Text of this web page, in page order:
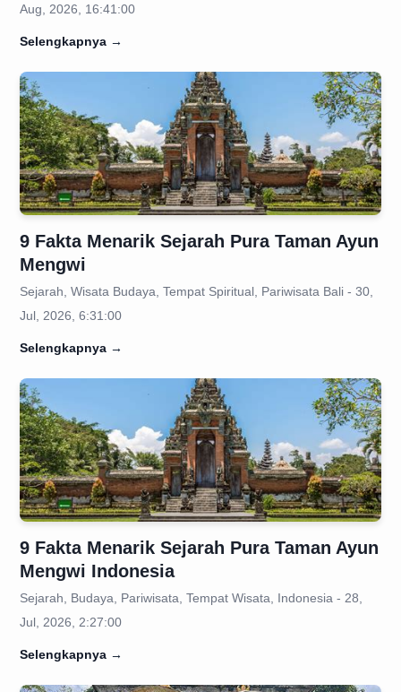
Aug, 2026, 16:41:00
Selengkapnya →
9 Fakta Menarik Sejarah Pura Taman Ayun
Mengwi
Sejarah, Wisata Budaya, Tempat Spiritual, Pariwisata Bali - 30,
Jul, 2026, 6:31:00
Selengkapnya →
9 Fakta Menarik Sejarah Pura Taman Ayun
Mengwi Indonesia
Sejarah, Budaya, Pariwisata, Tempat Wisata, Indonesia - 28,
Jul, 2026, 2:27:00
Selengkapnya →